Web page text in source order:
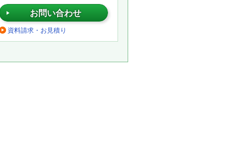
お問い合わせ
資料請求・お見積り